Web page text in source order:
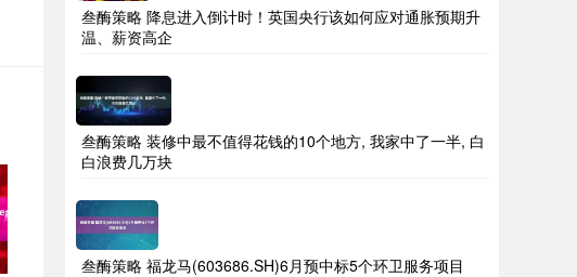
叁酶策略 降息进入倒计时！英国央行该如何应对通胀预期升
温、薪资高企
叁酶策略 装修中最不值得花钱的10个地方, 我家中了一半, 白
白浪费几万块
叁酶策略 福龙马(603686.SH)6月预中标5个环卫服务项目